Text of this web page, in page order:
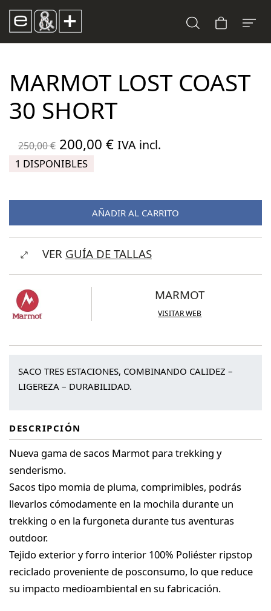
MARMOT LOST COAST
30 SHORT
250,00€ El
precio
era:
250,00 €.
200,00 €El
es:
200,00 €.
IVA incl.
1 DISPONIBLES
AÑADIR AL CARRITO
VER GUÍA DE TALLAS
MARMOT
VISITAR WEB
SACO TRES ESTACIONES, COMBINANDO CALIDEZ –
LIGEREZA – DURABILIDAD.
DESCRIPCIÓN
Nueva gama de sacos Marmot para trekking y
senderismo.
Sacos tipo momia de pluma, comprimibles, podrás
llevarlos cómodamente en la mochila durante un
trekking o en la furgoneta durante tus aventuras
outdoor.
Tejido exterior y forro interior 100% Poliéster ripstop
reciclado proveniente de posconsumo, lo que reduce
su impacto medioambiental en su fabricación.